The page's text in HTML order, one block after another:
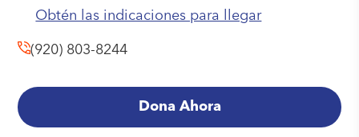
Obtén las indicaciones para llegar
(920) 803-8244
Dona Ahora